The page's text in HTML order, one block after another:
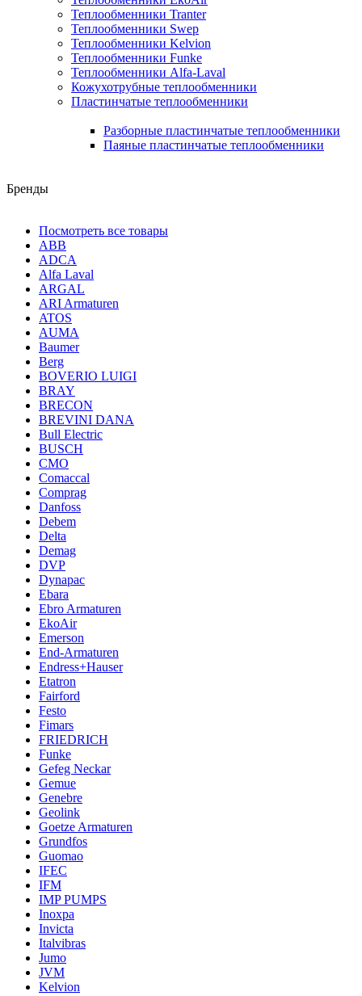
Теплообменники Tranter
Теплообменники Swep
Теплообменники Kelvion
Теплообменники Funke
Теплообменники Alfa-Laval
Кожухотрубные теплообменники
Пластинчатые теплообменники
Разборные пластинчатые теплообменники
Паяные пластинчатые теплообменники
Бренды
Посмотреть все товары
ABB
ADCA
Alfa Laval
ARGAL
ARI Armaturen
ATOS
AUMA
Baumer
Berg
BOVERIO LUIGI
BRAY
BRECON
BREVINI DANA
Bull Electric
BUSCH
CMO
Comaccal
Comprag
Danfoss
Debem
Delta
Demag
DVP
Dynapac
Ebara
Ebro Armaturen
EkoAir
Emerson
End-Armaturen
Endress+Hauser
Etatron
Fairford
Festo
Fimars
FRIEDRICH
Funke
Gefeg Neckar
Gemue
Genebre
Geolink
Goetze Armaturen
Grundfos
Guomao
IFEC
IFM
IMP PUMPS
Inoxpa
Invicta
Italvibras
Jumo
JVM
Kelvion